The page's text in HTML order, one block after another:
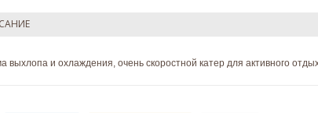
выхлопа и охлаждения, очень скоростной катер для активного